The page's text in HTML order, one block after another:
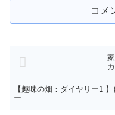
コメ
【趣味の畑：ダイヤリー1
ー